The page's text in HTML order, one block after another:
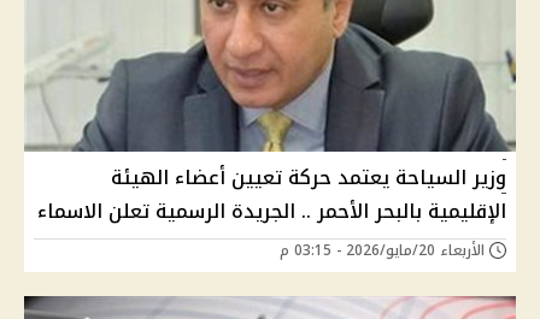
وزير السياحة يعتمد حركة تعيين أعضاء الهيئة
الإقليمية بالبحر الأحمر .. الجريدة الرسمية تعلن الاسماء
الأربعاء 20/مايو/2026 - 03:15 م